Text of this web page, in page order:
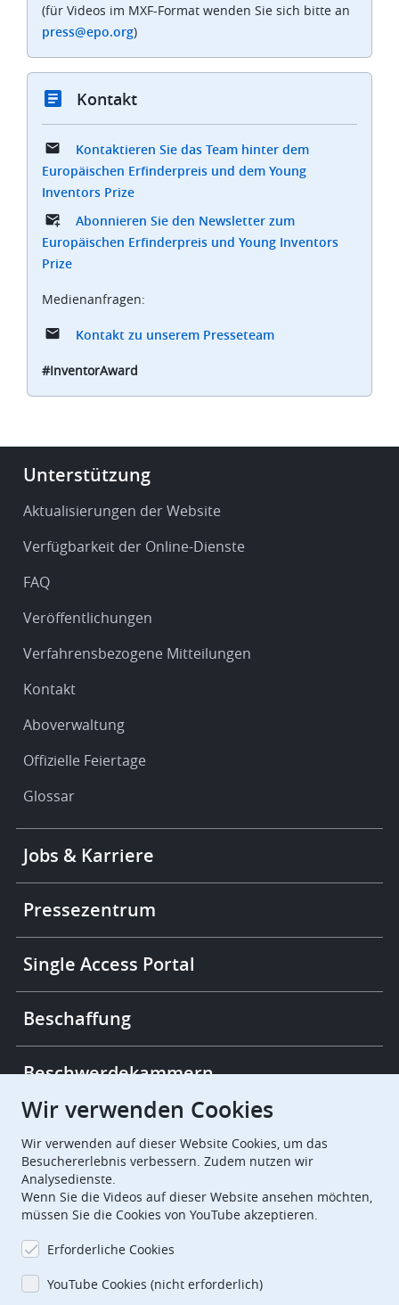
(für Videos im MXF-Format wenden Sie sich bitte an
press@epo.org)
Kontakt
Kontaktieren Sie das Team hinter dem
Europäischen Erfinderpreis und dem Young
Inventors Prize
Abonnieren Sie den Newsletter zum
Europäischen Erfinderpreis und Young Inventors
Prize
Medienanfragen:
Kontakt zu unserem Presseteam
#InventorAward
Footer
Service
support
Unterstützung
Aktualisierungen der Website
Verfügbarkeit der Online-Dienste
FAQ
Veröffentlichungen
Verfahrensbezogene Mitteilungen
Kontakt
Aboverwaltung
Offizielle Feiertage
Glossar
More
links
Jobs & Karriere
Pressezentrum
Single Access Portal
Beschaffung
Beschwerdekammern
EuropeanPatentOffice
EPO Procurement
Wir verwenden Cookies
Wir verwenden auf dieser Website Cookies, um das
Besuchererlebnis verbessern. Zudem nutzen wir
Analysedienste.
Wenn Sie die Videos auf dieser Website ansehen möchten,
müssen Sie die Cookies von YouTube akzeptieren.
Erforderliche Cookies
YouTube Cookies (nicht erforderlich)